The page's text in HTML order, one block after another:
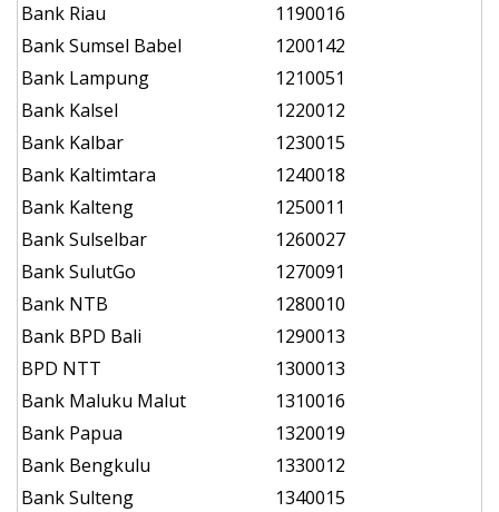
Bank Riau
1190016
Bank Sumsel Babel
1200142
Bank Lampung
1210051
Bank Kalsel
1220012
Bank Kalbar
1230015
Bank Kaltimtara
1240018
Bank Kalteng
1250011
Bank Sulselbar
1260027
Bank SulutGo
1270091
Bank NTB
1280010
Bank BPD Bali
1290013
BPD NTT
1300013
Bank Maluku Malut
1310016
Bank Papua
1320019
Bank Bengkulu
1330012
Bank Sulteng
1340015